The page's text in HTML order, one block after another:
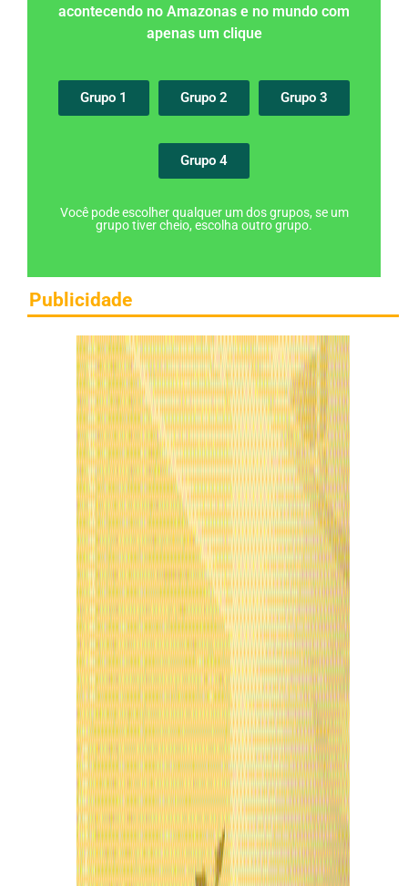
acontecendo no Amazonas e no mundo com
apenas um clique
Grupo 1 Grupo 2 Grupo 3
Grupo 4
Você pode escolher qualquer um dos grupos, se um
grupo tiver cheio, escolha outro grupo.
Publicidade